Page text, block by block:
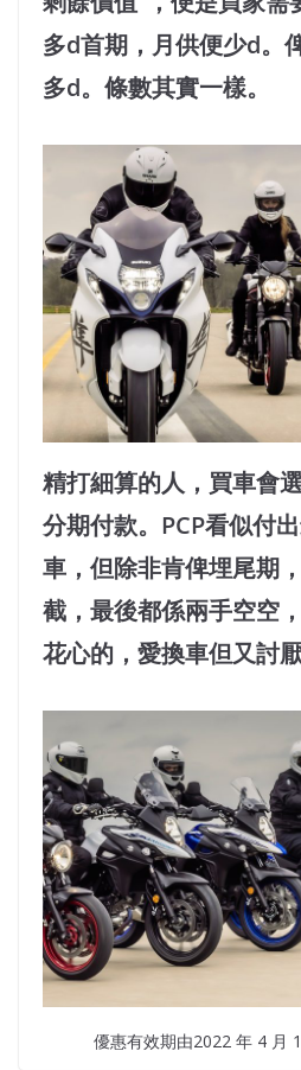
多d首期，月供便少d。
多d。條數其實一樣。
精打細算的人，買車會
分期付款。PCP看似付
車，但除非肯俾埋尾期
截，最後都係兩手空空
花心的，愛換車但又討
優惠有效期由2022 年 4 月